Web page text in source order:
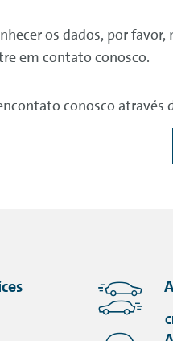
os dados, por favor,
em contato conosco.
conosco através